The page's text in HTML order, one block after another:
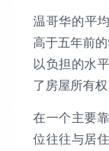
温哥华的平
高于五年前
以负担的水
了房屋所有权
在一个主要
位往往与居